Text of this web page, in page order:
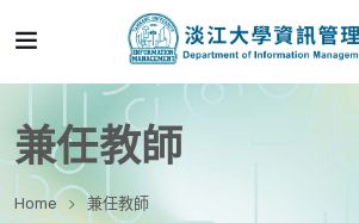
兼任教師
Home 兼任教師